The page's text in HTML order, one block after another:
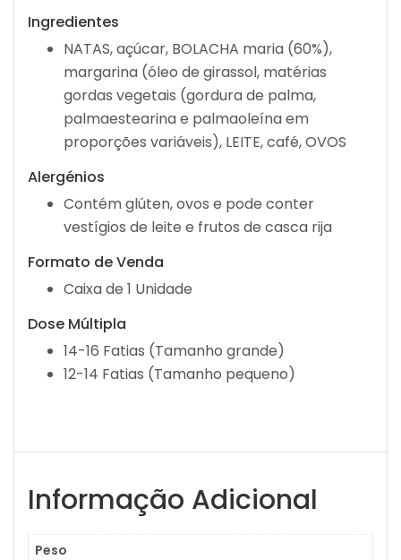
Ingredientes
NATAS, açúcar, BOLACHA maria (60%),
margarina (óleo de girassol, matérias
gordas vegetais (gordura de palma,
palmaestearina e palmaoleína em
proporções variáveis), LEITE, café, OVOS
Alergénios
Contém glúten, ovos e pode conter
vestígios de leite e frutos de casca rija
Formato de Venda
Caixa de 1 Unidade
Dose Múltipla
14-16 Fatias (Tamanho grande)
12-14 Fatias (Tamanho pequeno)
Informação Adicional
Peso